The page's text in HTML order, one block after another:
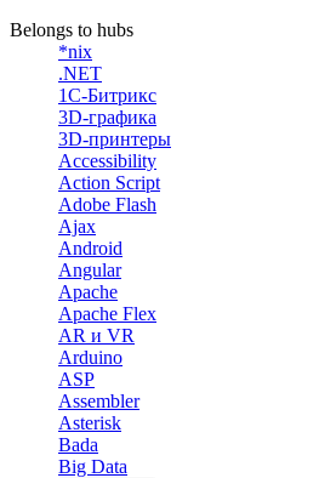
Belongs to hubs
*nix
.NET
1С-Битрикс
3D-графика
3D-принтеры
Accessibility
Action Script
Adobe Flash
Ajax
Android
Angular
Apache
Apache Flex
AR и VR
Arduino
ASP
Assembler
Asterisk
Bada
Big Data